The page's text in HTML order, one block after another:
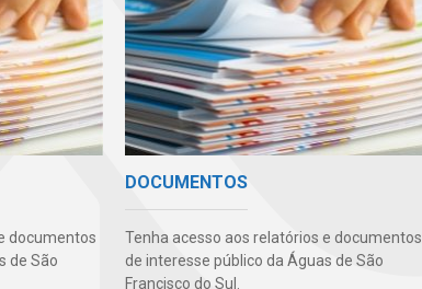
documentos
de São
DOCUMENTOS
Tenha acesso aos relatórios e documentos
de interesse público da Águas de São
Francisco do Sul.